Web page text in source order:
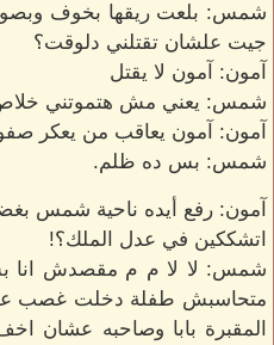
شمس: بلعت ريقها بخوف
جيت علشان تقتلني دلوقت؟
آمون: آمون لا يقتل
شمس: يعني مش هتموتني
آمون: آمون يعاقب من يعكر
شمس: بس ده ظلم.
آمون: رفع أيده ناحية شمس
اتشككين في عدل الملك؟!
شمس: لا لا م م مقصدش انا
متحاسبش طفلة دخلت غصب
المقبرة بابا وصاحبه عشان